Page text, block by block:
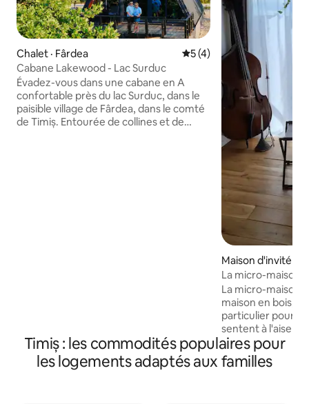
Chalet · Fârdea Note moyenne de 5 sur
5 (4)
Cabane Lakewood - Lac Surduc
Évadez-vous dans une cabane en A
confortable près du lac Surduc, dans le
paisible village de Fârdea, dans le comté
de Timiș. Entourée de collines et de
Maison d'invité ·
La micro-maison
La micro-maison
maison en bois, construite en 2025, en
particulier pour
sentent à l'aise et
est fabriqué en
Kenosis Design,
marque de
Timiș : les commodités populaires pour
les logements adaptés aux familles